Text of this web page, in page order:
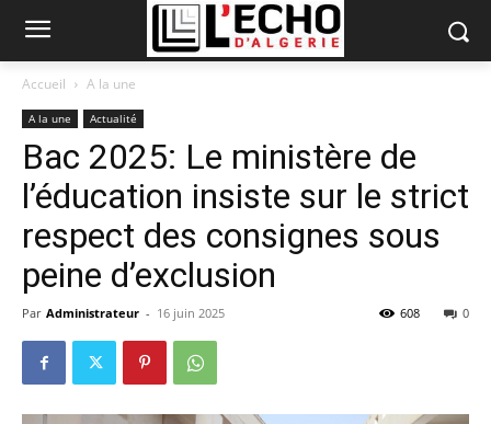
Accueil A la une
A la une Actualité
Bac 2025: Le ministère de
l’éducation insiste sur le strict
respect des consignes sous
peine d’exclusion
Par Administrateur - 16 juin 2025 0
608